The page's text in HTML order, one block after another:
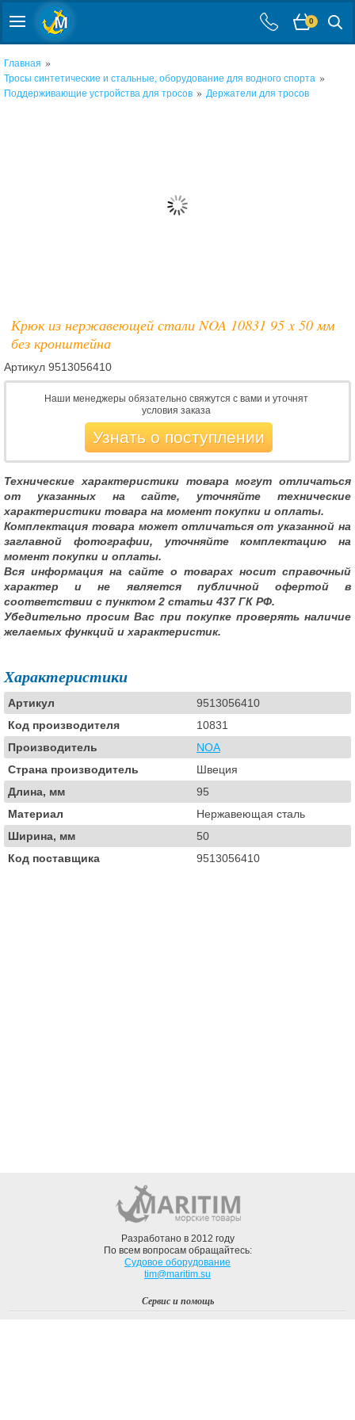
0
Главная »
Тросы синтетические и стальные, оборудование для водного спорта »
Поддерживающие устройства для тросов » Держатели для тросов
Крюк из нержавеющей стали NOA 10831 95 x 50 мм
без кронштейна
Артикул 9513056410
Наши менеджеры обязательно свяжутся с вами и уточнят
условия заказа
Узнать о поступлении
Технические характеристики товара могут отличаться
от указанных на сайте, уточняйте технические
характеристики товара на момент покупки и оплаты.
Комплектация товара может отличаться от указанной на
заглавной фотографии, уточняйте комплектацию на
момент покупки и оплаты.
Вся информация на сайте о товарах носит справочный
характер и не является публичной офертой в
соответствии с пунктом 2 статьи 437 ГК РФ.
Убедительно просим Вас при покупке проверять наличие
желаемых функций и характеристик.
Характеристики
Артикул
9513056410
Код производителя
10831
Производитель
NOA
Страна производитель
Швеция
Длина, мм
95
Материал
Нержавеющая сталь
Ширина, мм
50
Код поставщика
9513056410
Разработано в 2012 году
По всем вопросам обращайтесь:
Судовое оборудование
tim@maritim.su
Сервис и помощь